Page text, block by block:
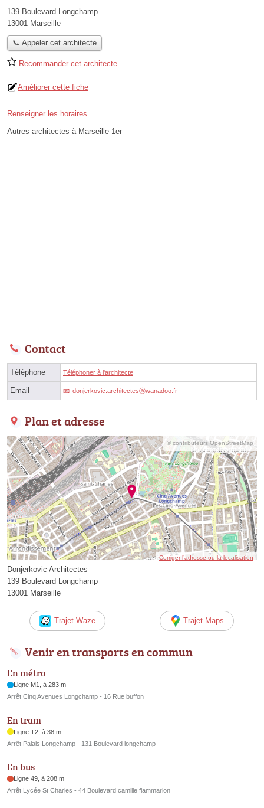
139 Boulevard Longchamp
13001 Marseille
📞 Appeler cet architecte
Recommander cet architecte
Améliorer cette fiche
Renseigner les horaires
Autres architectes à Marseille 1er
Contact
Téléphone Téléphoner à l'architecte
Email donjerkovic.architectesⓐwanadoo.fr
Plan et adresse
© contributeurs OpenStreetMap
Corriger l’adresse ou la localisation
Donjerkovic Architectes
139 Boulevard Longchamp
13001 Marseille
Trajet Waze Trajet Maps
Venir en transports en commun
En métro
Ligne M1, à 283 m
Arrêt Cinq Avenues Longchamp - 16 Rue buffon
En tram
Ligne T2, à 38 m
Arrêt Palais Longchamp - 131 Boulevard longchamp
En bus
Ligne 49, à 208 m
Arrêt Lycée St Charles - 44 Boulevard camille flammarion